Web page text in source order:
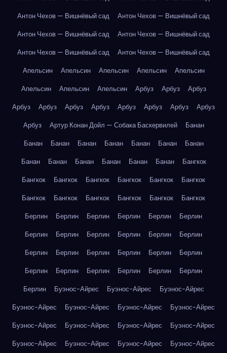
Антон Чехов — Вишнёвый сад
Антон Чехов — Вишнёвый сад
Антон Чехов — Вишнёвый сад
Антон Чехов — Вишнёвый сад
Антон Чехов — Вишнёвый сад
Антон Чехов — Вишнёвый сад
Апельсин
Апельсин Апельсин Апельсин
Апельсин
Апельсин
Апельсин Апельсин Арбуз Арбуз
Арбуз
Арбуз
Арбуз Арбуз Арбуз Арбуз Арбуз Арбуз
Арбуз
Арбуз
Артур Конан Дойл — Собака Баскервилей
Банан
Банан
Банан Банан Банан Банан Банан
Банан
Банан
Банан Банан Банан Банан Банан
Бангкок
Бангкок
Бангкок Бангкок Бангкок Бангкок
Бангкок
Бангкок
Бангкок Бангкок Бангкок Бангкок
Бангкок
Берлин
Берлин Берлин Берлин Берлин
Берлин
Берлин
Берлин Берлин Берлин Берлин
Берлин
Берлин
Берлин Берлин Берлин Берлин
Берлин
Берлин
Берлин Берлин Берлин Берлин
Берлин
Берлин
Буэнос-Айрес Буэнос-Айрес
Буэнос-Айрес
Буэнос-Айрес
Буэнос-Айрес Буэнос-Айрес
Буэнос-Айрес
Буэнос-Айрес
Буэнос-Айрес Буэнос-Айрес
Буэнос-Айрес
Буэнос-Айрес
Буэнос-Айрес Буэнос-Айрес
Буэнос-Айрес